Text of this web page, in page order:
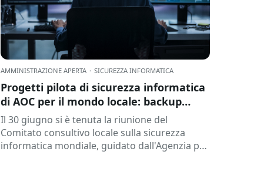
AMMINISTRAZIONE APERTA · SICUREZZA INFORMATICA
Progetti pilota di sicurezza informatica
di AOC per il mondo locale: backup
immutabile nel cloud e altro ancora.
Il 30 giugno si è tenuta la riunione del
Comitato consultivo locale sulla sicurezza
informatica mondiale, guidato dall'Agenzia per